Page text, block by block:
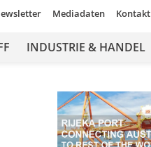
Mediadaten Kontakt
INDUSTRIE & HANDEL